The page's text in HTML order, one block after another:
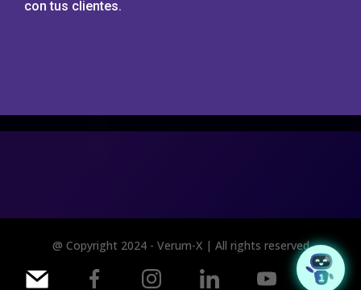
con tus clientes.
@ Copyright 2024 - Verum-X | All rights reserved